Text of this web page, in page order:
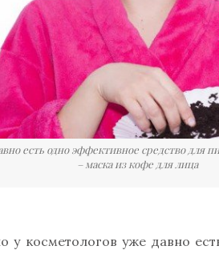
есть одно эффективное средство для
– маска из кофе для лица
у косметологов уже давно